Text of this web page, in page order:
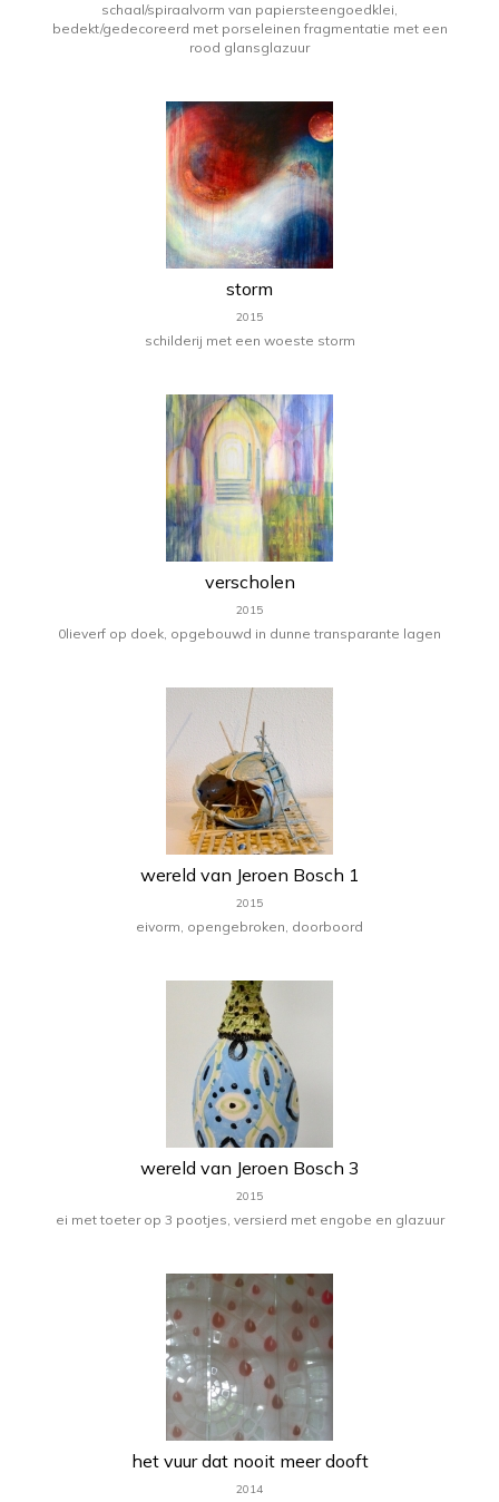
schaal/spiraalvorm van papiersteengoedklei,
bedekt/gedecoreerd met porseleinen fragmentatie met een
rood glansglazuur
storm
2015
schilderij met een woeste storm
verscholen
2015
0lieverf op doek, opgebouwd in dunne transparante lagen
wereld van Jeroen Bosch 1
2015
eivorm, opengebroken, doorboord
wereld van Jeroen Bosch 3
2015
ei met toeter op 3 pootjes, versierd met engobe en glazuur
het vuur dat nooit meer dooft
2014